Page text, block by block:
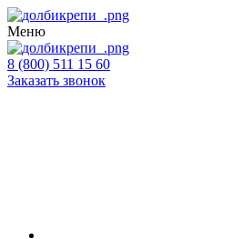
Меню
8 (800) 511 15 60
Заказать звонок